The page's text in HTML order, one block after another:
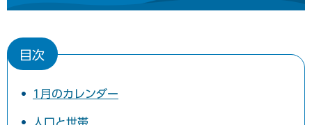
目次
1月のカレンダー
人口と世帯